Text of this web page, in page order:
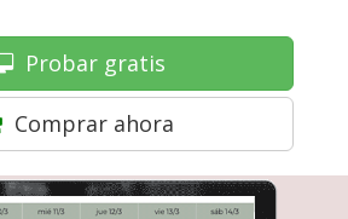
Probar gratis
Comprar ahora